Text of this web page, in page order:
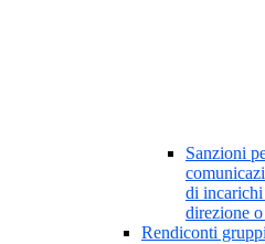
Sanzioni
di
direzione
Rendiconti